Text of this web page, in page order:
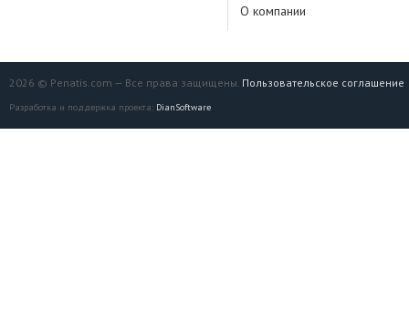
О компании
2026 © Penatis.com — Все права защищены. Пользовательское соглашение
Разработка и поддержка проекта: DianSoftware